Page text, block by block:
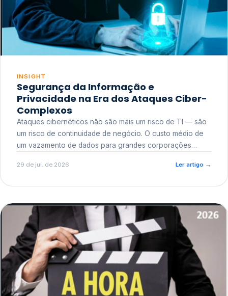
INSIGHT
Segurança da Informação e
Privacidade na Era dos Ataques Ciber-
Complexos
Ataques cibernéticos não são mais um risco de TI — são
um risco de continuidade de negócio. O custo médio de
um vazamento de dados para grandes corporações
reputacional e o risco regulatório junto a órgãos como a
29 de jul. de 2026 Ler artigo →